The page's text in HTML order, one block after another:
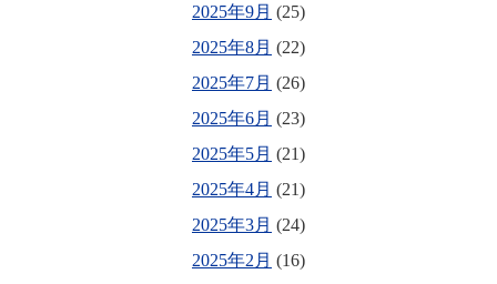
2025年9月 (25)
2025年8月 (22)
2025年7月 (26)
2025年6月 (23)
2025年5月 (21)
2025年4月 (21)
2025年3月 (24)
2025年2月 (16)